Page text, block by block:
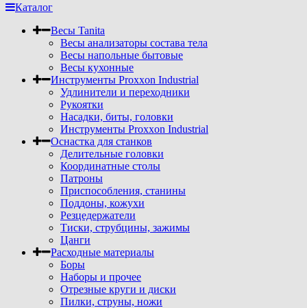
Каталог
Весы Tanita
Весы анализаторы состава тела
Весы напольные бытовые
Весы кухонные
Инструменты Proxxon Industrial
Удлинители и переходники
Рукоятки
Насадки, биты, головки
Инструменты Proxxon Industrial
Оснастка для станков
Делительные головки
Координатные столы
Патроны
Приспособления, станины
Поддоны, кожухи
Резцедержатели
Тиски, струбцины, зажимы
Цанги
Расходные материалы
Боры
Наборы и прочее
Отрезные круги и диски
Пилки, струны, ножи